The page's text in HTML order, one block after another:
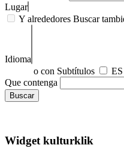
Lugar
Y alrededores Buscar
Idioma
o con Subtítulos
ES
Que contenga
Widget kulturklik